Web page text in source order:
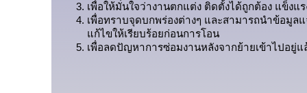
เพื่อให้มั่นใจว่างานตกแต่ง ติดตั้งได้ถูกต้อง แข็งแ
เพื่อทราบจุดบกพร่องต่างๆ และสามารถนำข้อมูล
แก้ไขให้เรียบร้อยก่อนการโอน
เพื่อลดปัญหาการซ่อมงานหลังจากย้ายเข้าไปอยู่แ